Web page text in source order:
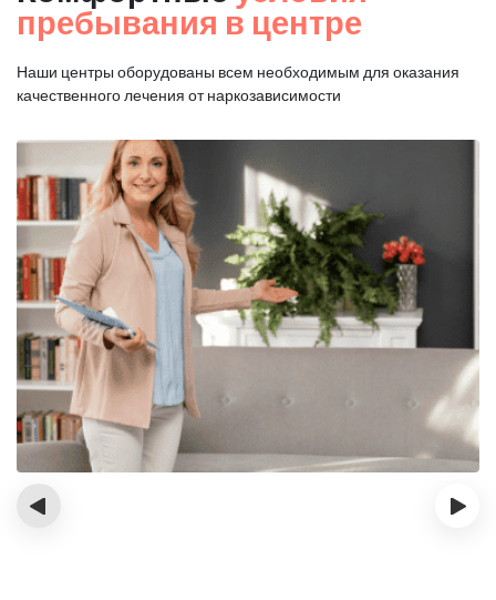
пребывания в центре
Наши центры оборудованы всем необходимым для оказания
качественного лечения от наркозависимости
‹ ›